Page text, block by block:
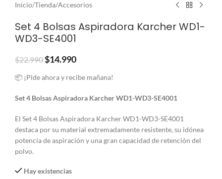
Inicio/Tienda/Accesorios
Set 4 Bolsas Aspiradora Karcher WD1-
WD3-SE4001
$22.990$14.990
📦 ¡Pide ahora y recibe mañana!
Set 4 Bolsas Aspiradora Karcher WD1-WD3-SE4001
El Set 4 Bolsas Aspiradora Karcher WD1-WD3-SE4001
destaca por su material extremadamente resistente, su idónea
potencia de aspiración y una gran capacidad de retención del
polvo.
Hay existencias